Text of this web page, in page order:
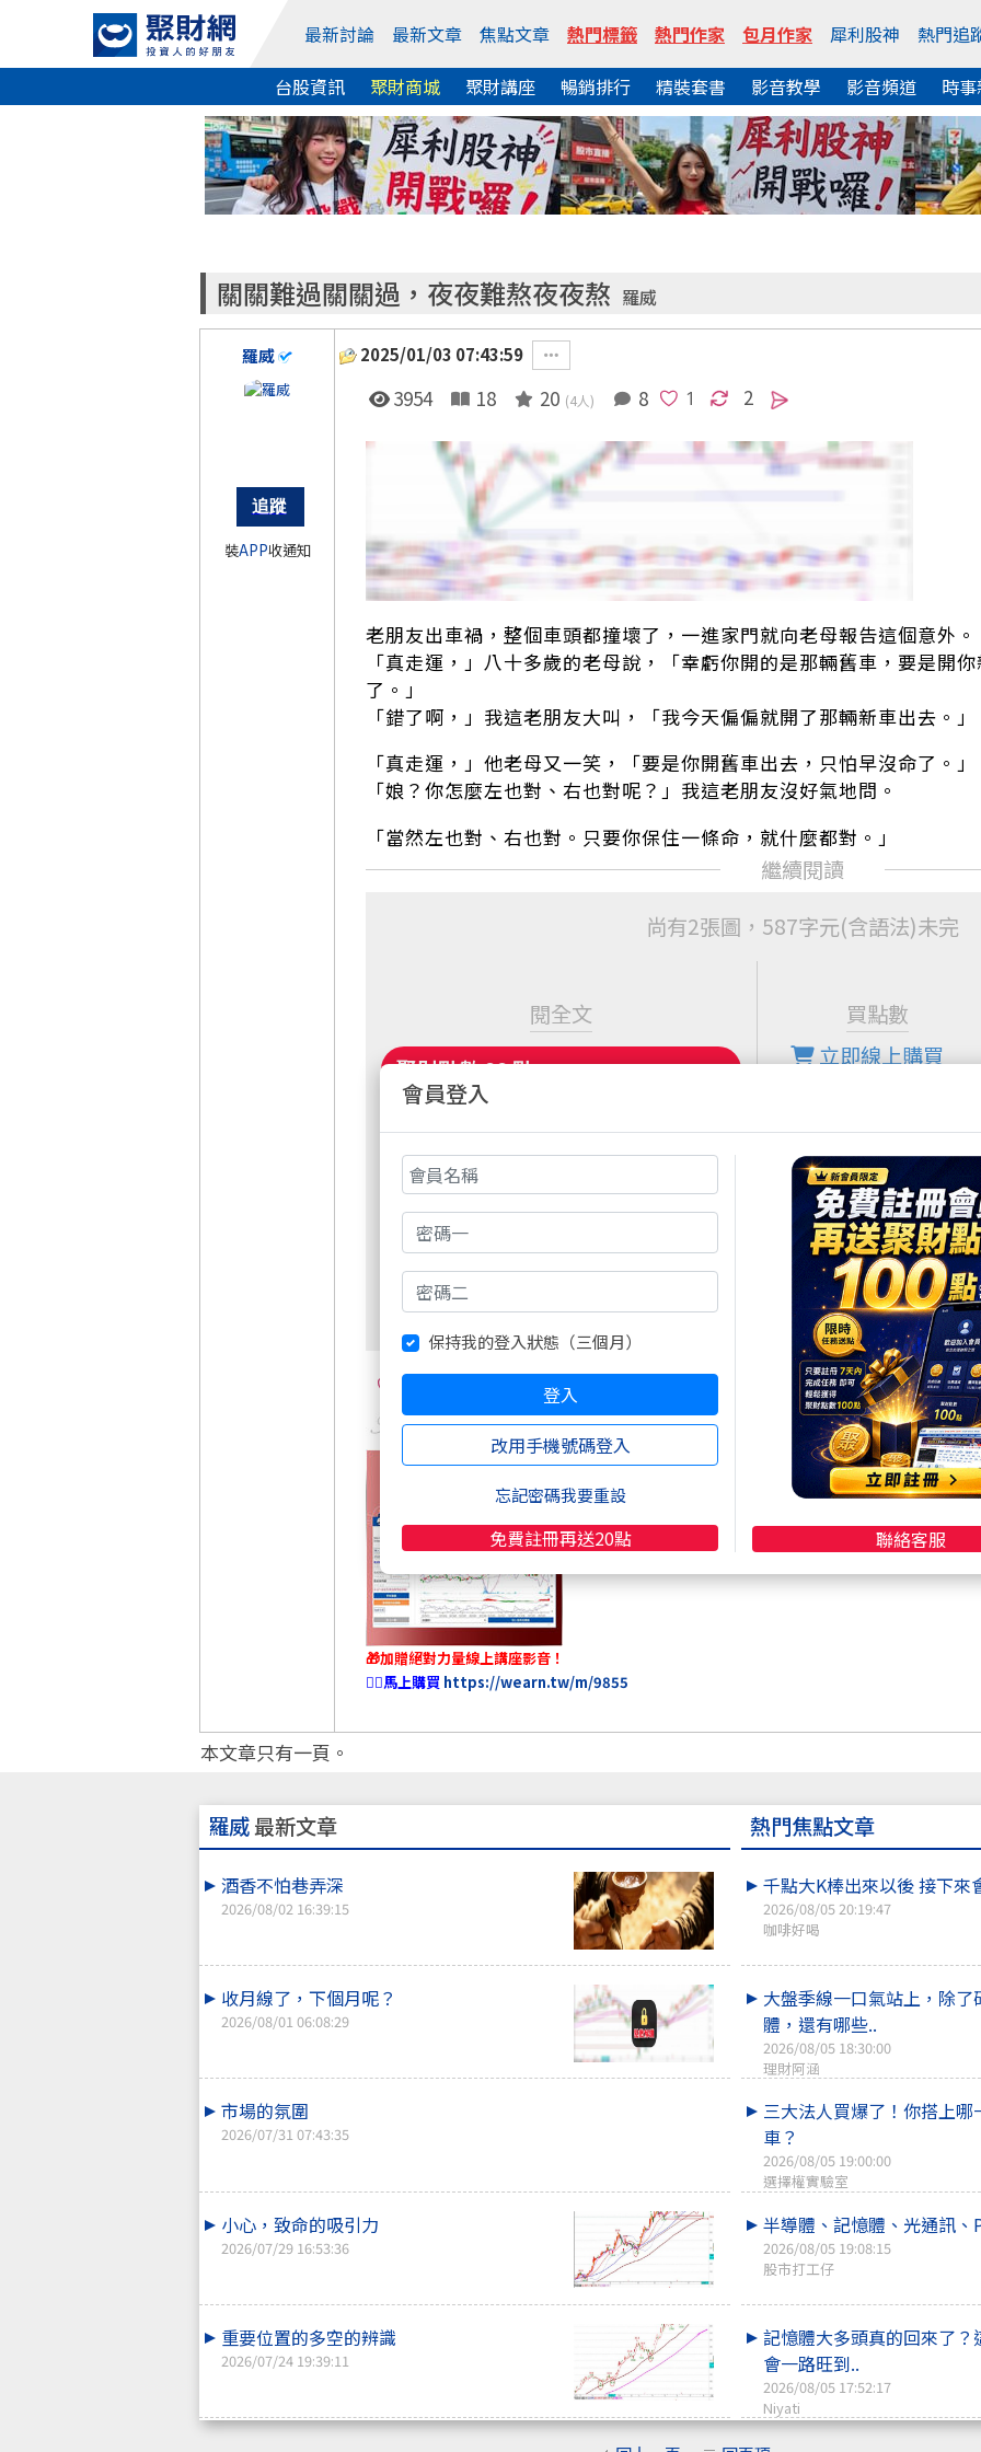
最新討論 最新文章 焦點文章 熱門標籤 熱門作家 包月作家 犀利股神
熱門追
台股資訊
聚財商城 聚財講座 暢銷排行 精裝套書 影音教學 影音頻道 時
關關難過關關過，夜夜難熬夜夜熬 羅威
羅威
裝APP收通知
2025/01/03 07:43:59
3954 18 20 (4人) 8 2
老朋友出車禍，整個車頭都撞壞了，一進家門就向老母報告這個意外。
「真走運，」八十多歲的老母說，「幸虧你開的是那輛舊車，要是開
了。」
​「錯了啊，」我這老朋友大叫，「我今天偏偏就開了那輛新車出去。」
​「真走運，」他老母又一笑，「要是你開舊車出去，只怕早沒命了。」
​「娘？你怎麼左也對、右也對呢？」我這老朋友沒好氣地問。
​「當然左也對、右也對。只要你保住一條命，就什麼都對。」
尚有2張圖，587字元(含語法)未完
閱全文
非會員請先 註冊
買點數
立即線上購買
快速購點
Pay、Google Pay )
🎁加贈絕對力量線上講座影音！
👉🏻馬上購買 https://wearn.tw/m/9855
本文章只有一頁。
羅威最新文章
酒香不怕巷弄深
2026/08/02 16:39:15
收月線了，下個月呢？
2026/08/01 06:08:29
市場的氛圍
2026/07/31 07:43:35
小心，致命的吸引力
2026/07/29 16:53:36
重要位置的多空的辨識
2026/07/24 19:39:11
熱門焦點文章
千點大K棒出來以後 接下來
2026/08/05 20:19:47
咖啡好喝
大盤季線一口氣站上，除了
體，還有哪些..
2026/08/05 18:30:00
理財阿涵
三大法人買爆了！你搭上哪
車？
2026/08/05 19:00:00
選擇權實驗室
半導體、記憶體、光通訊、
2026/08/05 19:08:15
股市打工仔
記憶體大多頭真的回來了？
會一路旺到..
2026/08/05 17:52:17
Niyati
會員登入
保持我的登入狀態（三個月）
登入
改用手機號碼登入
忘記密碼我要重設
免費註冊再送20點 聯絡客服